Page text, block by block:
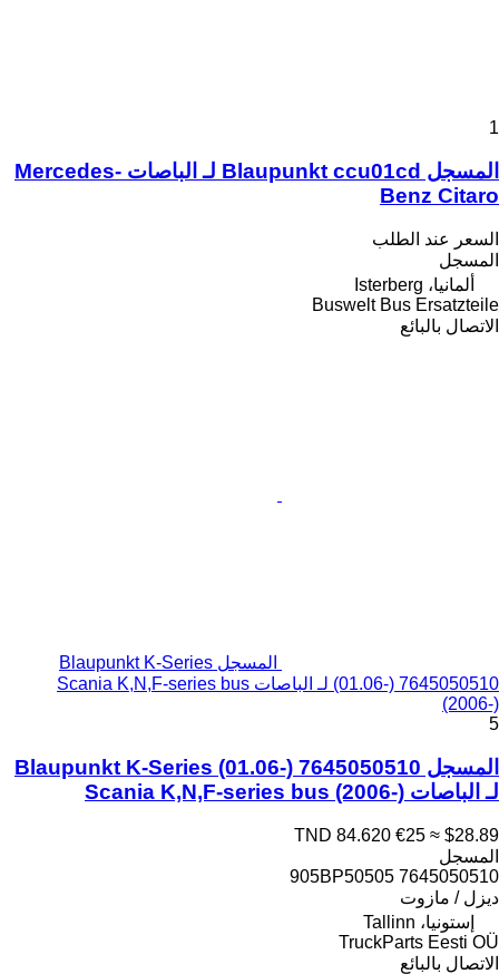
1
المسجل Blaupunkt ccu01cd لـ الباصات Mercedes-
Benz Citaro
السعر عند الطلب
المسجل
ألمانيا، Isterberg
Buswelt Bus Ersatzteile
الاتصال بالبائع
المسجل Blaupunkt K-Series
(01.06-) 7645050510 لـ الباصات Scania K,N,F-series bus
(2006-)
5
المسجل Blaupunkt K-Series (01.06-) 7645050510
لـ الباصات Scania K,N,F-series bus (2006-)
TND 84.620 €25 ≈ $28.89
المسجل
7645050510 905BP50505
ديزل / مازوت
إستونيا، Tallinn
TruckParts Eesti OÜ
الاتصال بالبائع